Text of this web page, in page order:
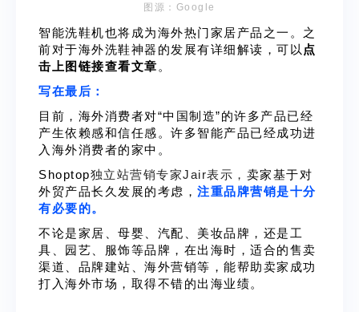
图源：Google
智能洗鞋机也将成为海外热门家居产品之一。之
前对于海外洗鞋神器的发展有详细解读，可以 点
击上图链接查看文章 。
写在最后：
目前，海外消费者对“中国制造”的许多产品已经
产生依赖感和信任感。许多智能产品已经成功进
入海外消费者的家中。
Shoptop独立站营销专家Jair表示， 卖家基于对
外贸产品长久发展的考虑， 注重品牌营销是十分
有必要的。
不论是家 居、母婴、汽配、美妆品牌，还是工
具、园艺、服饰等品牌，在出海时，适合的售卖
渠道、品牌建站、海外营销等，能帮助卖家 成功
打入海外市场，取得不错的出海业绩。